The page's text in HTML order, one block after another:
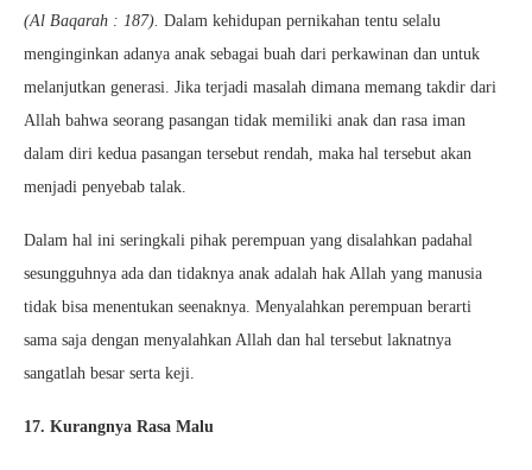
(Al Baqarah : 187). Dalam kehidupan pernikahan tentu selalu
menginginkan adanya anak sebagai buah dari perkawinan dan untuk
melanjutkan generasi. Jika terjadi masalah dimana memang takdir dari
Allah bahwa seorang pasangan tidak memiliki anak dan rasa iman
dalam diri kedua pasangan tersebut rendah, maka hal tersebut akan
menjadi penyebab talak.
Dalam hal ini seringkali pihak perempuan yang disalahkan padahal
sesungguhnya ada dan tidaknya anak adalah hak Allah yang manusia
tidak bisa menentukan seenaknya. Menyalahkan perempuan berarti
sama saja dengan menyalahkan Allah dan hal tersebut laknatnya
sangatlah besar serta keji.
17. Kurangnya Rasa Malu